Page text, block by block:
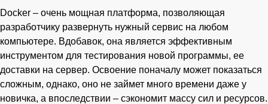
Docker – очень мощная платформа, позволяющая
разработчику развернуть нужный сервис на любом
компьютере. Вдобавок, она является эффективным
инструментом для тестирования новой программы, ее
доставки на сервер. Освоение поначалу может показаться
сложным, однако, оно не займет много времени даже у
новичка, а впоследствии – сэкономит массу сил и ресурсов.